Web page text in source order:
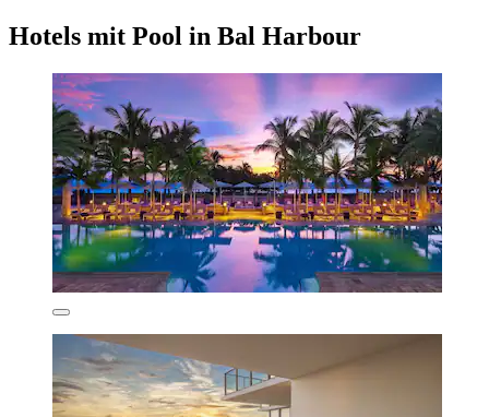
Hotels mit Pool in Bal Harbour